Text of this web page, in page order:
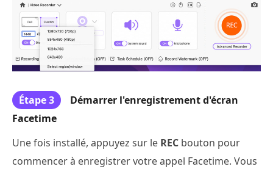
Étape 3
Démarrer l'enregistrement d'écran
Facetime
Une fois installé, appuyez sur le REC bouton pour
commencer à enregistrer votre appel Facetime. Vous